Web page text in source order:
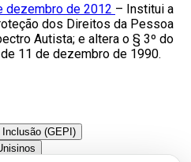
dezembro de 2012 – Institui a
dos Direitos da Pessoa
Autista; e altera o § 3º do
11 de dezembro de 1990.
(GEPI)